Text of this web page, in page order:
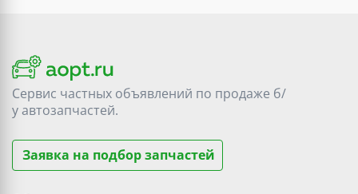
Сервис частных объявлений по продаже б/
уавтозапчастей.
Заявка на подбор запчастей